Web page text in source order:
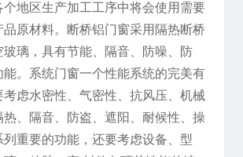
个地区生产加工工序中将会使用需要
品原材料。断桥铝门窗采用隔热断桥
玻璃，具有节能、隔音、防噪、防
能。系统门窗一个性能系统的完美有
考虑水密性、气密性、抗风压、机械
热、隔音、防盗、遮阳、耐候性、操
重要的功能，还要考虑设备、型